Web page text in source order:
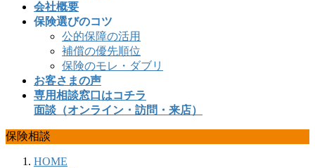
会社概要
保険選びのコツ
公的保障の活用
補償の優先順位
保険のモレ・ダブリ
お客さまの声
専用相談窓口はコチラ
面談（オンライン・訪問・来店）
保険相談
HOME